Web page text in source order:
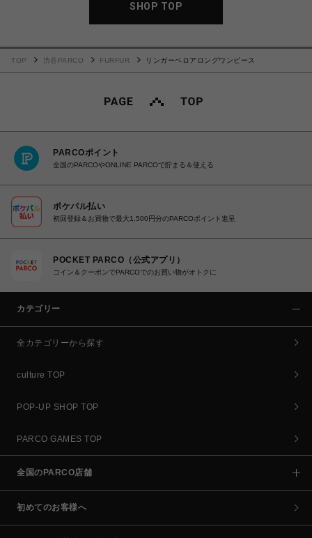
SHOP TOP
TOP 渋谷PARCO FURFUR リンガーベロアロングワンピース
PARCOポイント
全国のPARCOやONLINE PARCOで貯まる＆使える
ポケパル払い
初回登録＆お買物で最大1,500円分のPARCOポイント進呈
POCKET PARCO（公式アプリ）
コイン＆クーポンでPARCOでのお買い物がオトクに
カテゴリー
全カテゴリーから探す
culture TOP
POP-UP SHOP TOP
PARCO GAMES TOP
全国のPARCO店舗
初めてのお客様へ